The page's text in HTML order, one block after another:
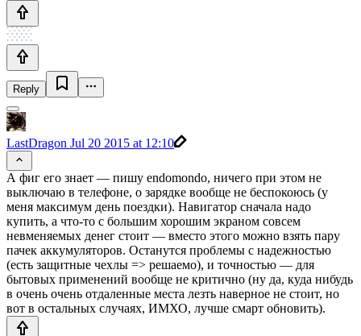
Reply
LastDragon Jul 20 2015 at 12:10
А фиг его знает — пишу endomondo, ничего при этом не
выключаю в телефоне, о зарядке вообще не беспокоюсь (у
меня максимум день поездки). Навигатор сначала надо
купить, а что-то с большим хорошим экраном совсем
невменяемых денег стоит — вместо этого можно взять пару
пачек аккумуляторов. Останутся проблемы с надежностью
(есть защитные чехлы => решаемо), и точностью — для
бытовых применений вообще не критично (ну да, куда нибудь
в очень очень отдаленные места лезть наверное не стоит, но
вот в остальных случаях, ИМХО, лучше смарт обновить).